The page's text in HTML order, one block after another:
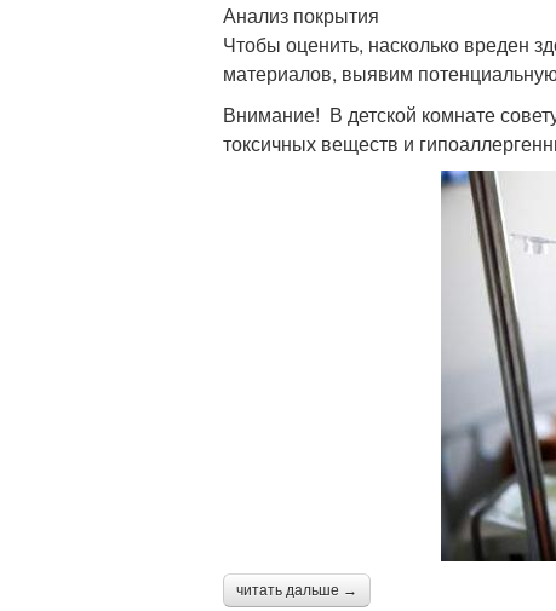
Анализ покрытия
Чтобы оценить, насколько вреден
материалов, выявим
Внимание! В детской комнате
токсичных веществ и
читать дальше →